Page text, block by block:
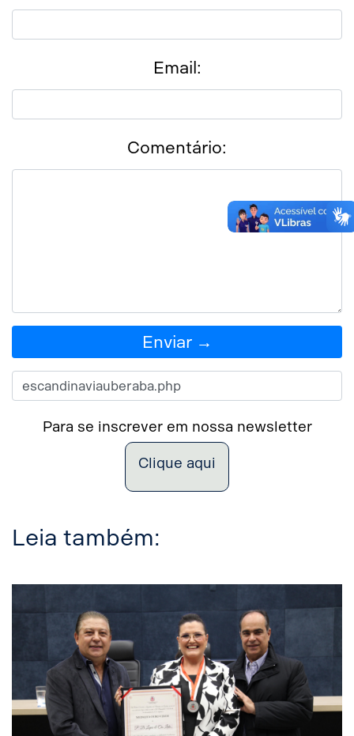
Email:
Comentário:
Enviar →
Para se inscrever em nossa newsletter
Clique aqui
Leia também: